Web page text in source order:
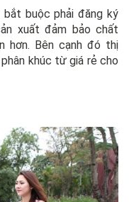
buộc phải đăng ký
xuất đảm bảo chất
hơn. Bên cạnh đó thị
khúc từ giá rẻ cho